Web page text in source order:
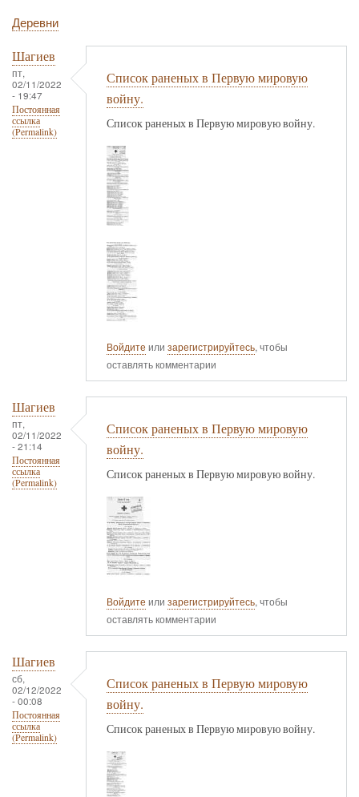
Деревни
Шагиев
пт,
02/11/2022
- 19:47
Постоянная
ссылка
(Permalink)
Список раненых в Первую мировую
войну.
Список раненых в Первую мировую войну.
Войдите или зарегистрируйтесь, чтобы
оставлять комментарии
Шагиев
пт,
02/11/2022
- 21:14
Постоянная
ссылка
(Permalink)
Список раненых в Первую мировую
войну.
Список раненых в Первую мировую войну.
Войдите или зарегистрируйтесь, чтобы
оставлять комментарии
Шагиев
сб,
02/12/2022
- 00:08
Постоянная
ссылка
(Permalink)
Список раненых в Первую мировую
войну.
Список раненых в Первую мировую войну.